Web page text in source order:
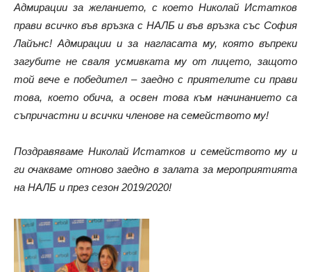
Адмирации за желанието, с което Николай Истатков
прави всичко във връзка с НАЛБ и във връзка със София
Лайънс! Адмирации и за нагласата му, която въпреки
загубите не сваля усмивката му от лицето, защото
той вече е победител – заедно с приятелите си прави
това, което обича, а освен това към начинанието са
съпричастни и всички членове на семейството му!
Поздравяваме Николай Истатков и семейството му и
ги очакваме отново заедно в залата за мероприятията
на НАЛБ и през сезон 2019/2020!